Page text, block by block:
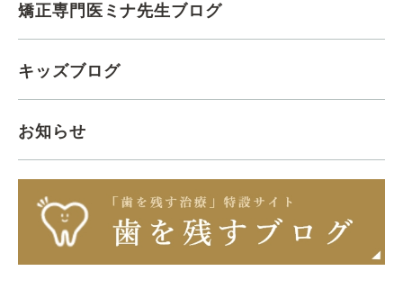
矯正専門医ミナ先生ブログ
キッズブログ
お知らせ